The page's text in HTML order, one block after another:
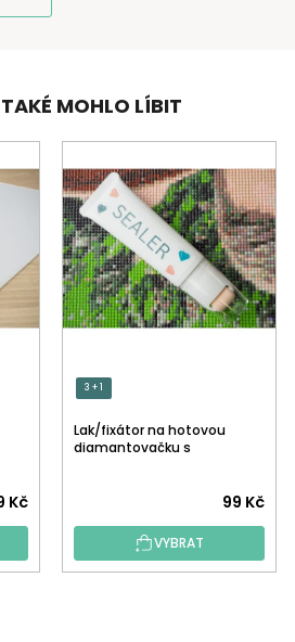
MOHLO LÍBIT
Kč
3 + 1
Lak/fixátor na hotovou
diamantovačku s
hodnocení
produktu
je
99 Kč
VYBRAT